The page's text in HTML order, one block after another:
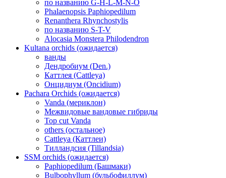
по названию G-H-L-M-N-O
Phalaenopsis Paphiopedilum
Renanthera Rhynchostylis
по названию S-T-V
Alocasia Monstera Philodendron
Kultana orchids (ожидается)
ванды
Дендробиум (Den.)
Каттлея (Cattleya)
Онцидиум (Oncidium)
Pachara Orchids (ожидается)
Vanda (мериклон)
Межвидовые вандовые гибриды
Top cut Vanda
others (остальное)
Cattleya (Каттлеи)
Тилландсия (Tillandsia)
SSM orchids (ожидается)
Paphiopedilum (Башмаки)
Bulbophyllum (бульбофиллум)